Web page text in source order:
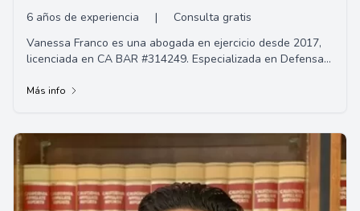
6 años de experiencia |
Consulta gratis
Vanessa Franco es una abogada en ejercicio desde 2017,
licenciada en CA BAR #314249. Especializada en Defensa
Más info